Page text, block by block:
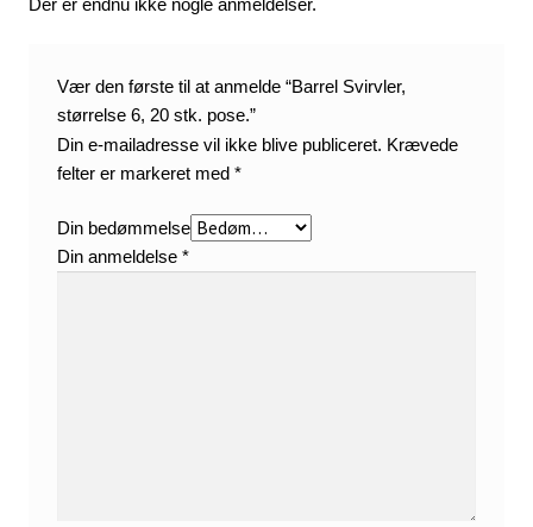
Der er endnu ikke nogle anmeldelser.
Vær den første til at anmelde “Barrel Svirvler,
størrelse 6, 20 stk. pose.”
Din e-mailadresse vil ikke blive publiceret. Krævede
felter er markeret med*
Din bedømmelse
Din anmeldelse*